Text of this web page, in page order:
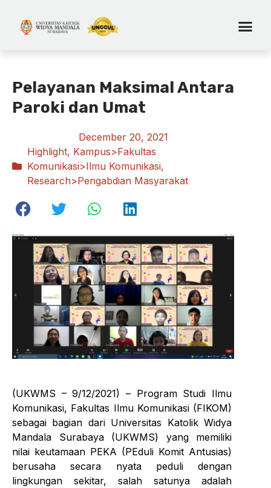
Pelayanan Maksimal Antara
Paroki dan Umat
December 20, 2021
Highlight, Kampus>Fakultas
Komunikasi>Ilmu Komunikasi,
Research>Pengabdian Masyarakat
(UKWMS – 9/12/2021) – Program Studi Ilmu
Komunikasi, Fakultas Ilmu Komunikasi (FIKOM)
sebagai bagian dari Universitas Katolik Widya
Mandala Surabaya (UKWMS) yang memiliki
nilai keutamaan PEKA (PEduli Komit Antusias)
berusaha secara nyata peduli dengan
lingkungan sekitar, salah satunya adalah